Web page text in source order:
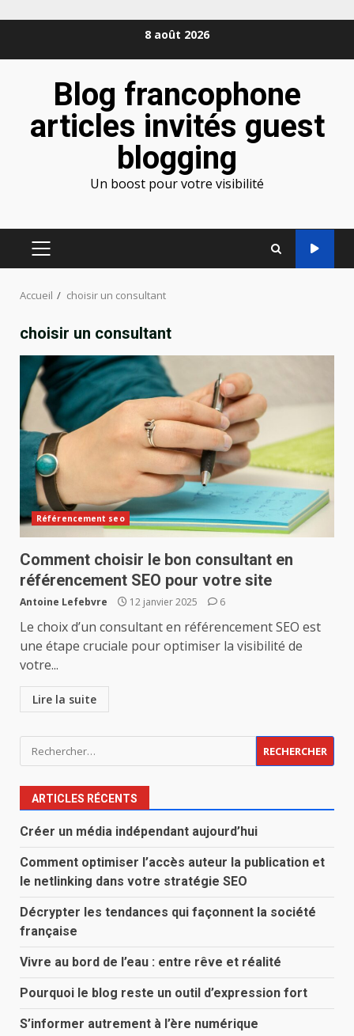
8 août 2026
Blog francophone
articles invités guest
blogging
Un boost pour votre visibilité
MENU
Accueil choisir un consultant
choisir un consultant
Référencement seo
Comment choisir le bon consultant en
référencement SEO pour votre site
Antoine Lefebvre 12 janvier 2025 6
Le choix d’un consultant en référencement SEO est
une étape cruciale pour optimiser la visibilité de
votre...
Lire la suite
Rechercher :
ARTICLES RÉCENTS
Créer un média indépendant aujourd’hui
Comment optimiser l’accès auteur la publication et
le netlinking dans votre stratégie SEO
Décrypter les tendances qui façonnent la société
française
Vivre au bord de l’eau : entre rêve et réalité
Pourquoi le blog reste un outil d’expression fort
S’informer autrement à l’ère numérique